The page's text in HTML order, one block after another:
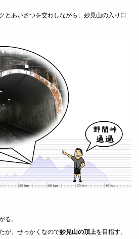
とあいさつを交わしながら、妙見山の入り口
る。
が、せっかくなので妙見山の頂上を目指す。